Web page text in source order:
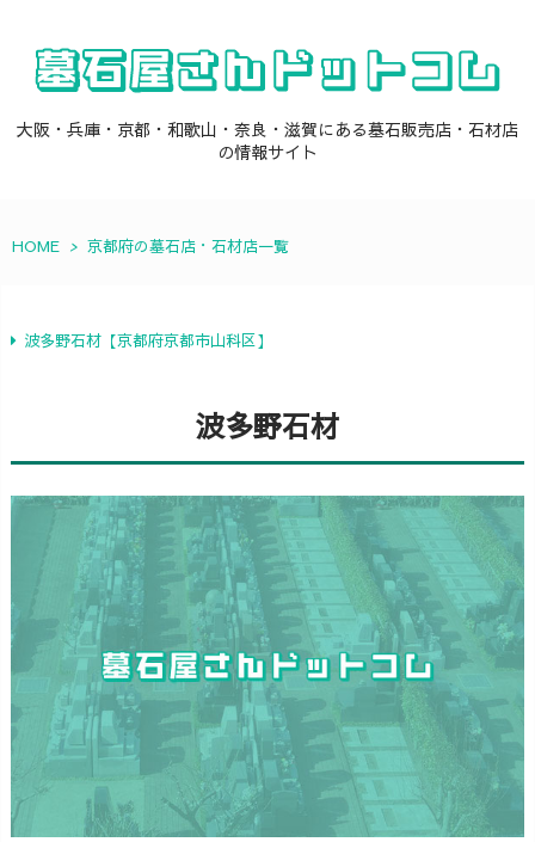
大阪・兵庫・京都・和歌山・奈良・滋賀にある墓石販売店・石材店
の情報サイト
HOME > 京都府の墓石店・石材店一覧
波多野石材【京都府京都市山科区】
波多野石材